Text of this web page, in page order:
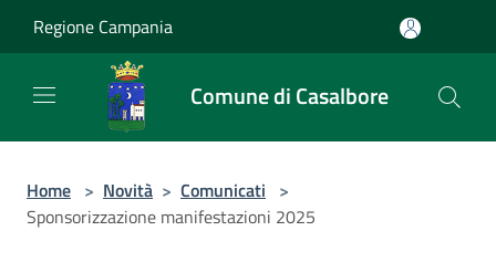
Regione Campania
Comune di Casalbore
Home > Novità > Comunicati >
Sponsorizzazione manifestazioni 2025